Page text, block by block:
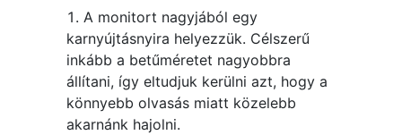
A monitort nagyjából egy
karnyújtásnyira helyezzük. Célszerű
inkább a betűméretet nagyobbra
állítani, így eltudjuk kerülni azt, hogy a
könnyebb olvasás miatt közelebb
akarnánk hajolni.